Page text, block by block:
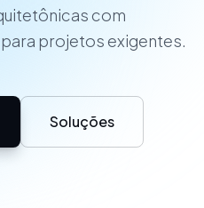
com
projetos exigentes.
Soluções